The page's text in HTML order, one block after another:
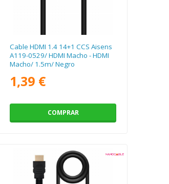
Cable HDMI 1.4 14+1 CCS Aisens
A119-0529/ HDMI Macho - HDMI
Macho/ 1.5m/ Negro
1,39 €
COMPRAR